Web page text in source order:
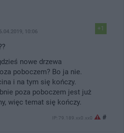
+1
10:06
nowe drzewa
poboczem? Bo ja nie.
i na tym się kończy.
poza poboczem jest już
więc temat się kończy.
IP: 79.189.xx0.xx0 #